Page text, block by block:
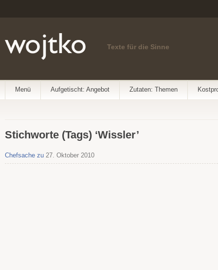
Texte für die Sinne
Menü Aufgetischt: Angebot Zutaten: Themen
Stichworte (Tags) ‘Wissler’
Chefsache zu 27. Oktober 2010